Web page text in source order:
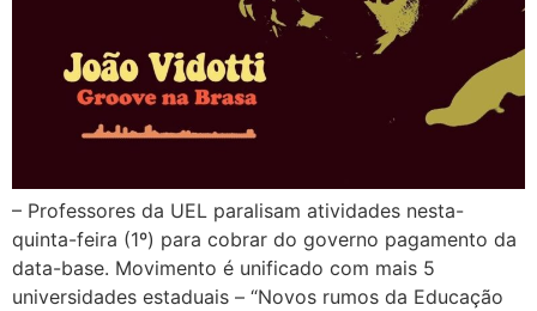
– Professores da UEL paralisam atividades nesta-
quinta-feira (1º) para cobrar do governo pagamento da
data-base. Movimento é unificado com mais 5
universidades estaduais – “Novos rumos da Educação